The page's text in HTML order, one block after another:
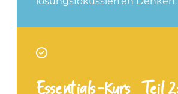
Essentials-Kurs – Teil 2: